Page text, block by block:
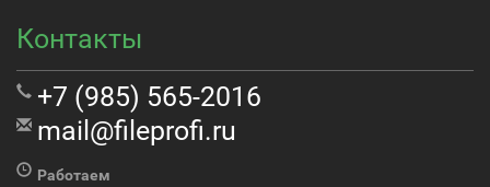
Контакты
+7 (985) 565-2016
mail@fileprofi.ru
Работаем